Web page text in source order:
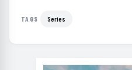
TAGS Series